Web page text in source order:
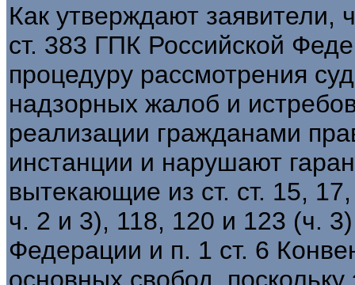
Как утверждают заявители,
ст. 383 ГПК Российской
процедуру рассмотрения
надзорных жалоб и
реализации гражданами
инстанции и нарушают
вытекающие из ст. ст. 15,
ч. 2 и 3), 118, 120 и 123 (ч.
Федерации и п. 1 ст. 6
основных свобод,